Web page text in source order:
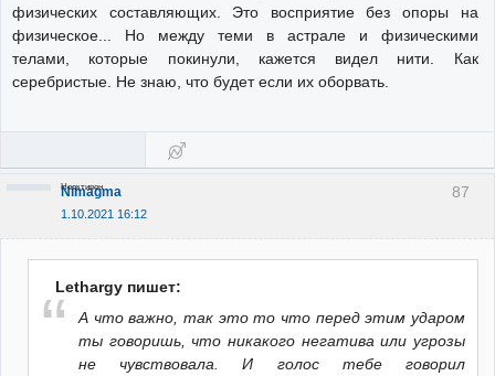
физических составляющих. Это восприятие без опоры на
физическое... Но между теми в астрале и физическими
телами, которые покинули, кажется видел нити. Как
серебристые. Не знаю, что будет если их оборвать.
87
Nimagma
1.10.2021 16:12
Неактивен
Lethargy пишет:
А что важно, так это то что перед этим ударом
ты говоришь, что никакого негатива или угрозы
не чувствовала. И голос тебе говорил